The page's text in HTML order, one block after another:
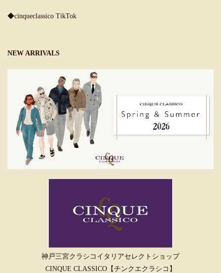
◆cinqueclassico TikTok
NEW ARRIVALS
神戸三宮クラシコイタリアセレクトショップ
CINQUE CLASSICO【チンクエクラシコ】